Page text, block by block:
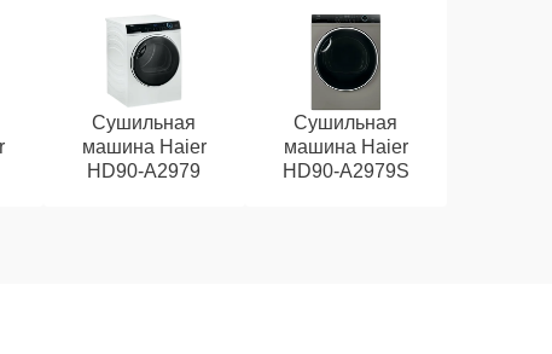
Сушильная
машина Haier
HD90-A2979
Сушильная
машина Haier
HD90-A2979S